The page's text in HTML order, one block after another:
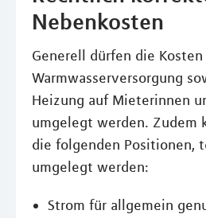
Nebenkosten
Generell dürfen die
Warmwasserversorgung
Heizung auf Mieterinnen
umgelegt werden. Zudem
die folgenden Positionen,
umgelegt werden:
Strom für allgemein